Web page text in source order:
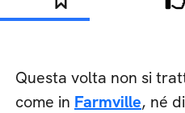
Questa volta non si
come in Farmville, né